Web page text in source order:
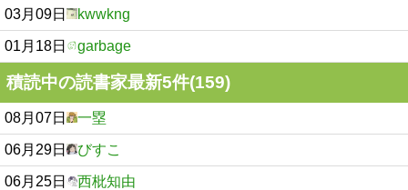
03月09日 kwwkng
01月18日 garbage
積読中の読書家最新5件(159)
08月07日 一塁
06月29日 びすこ
06月25日 西枇知由